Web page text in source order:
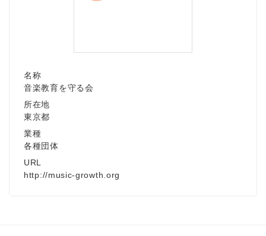
名称
音楽教育を守る会
所在地
東京都
業種
各種団体
URL
http://music-growth.org